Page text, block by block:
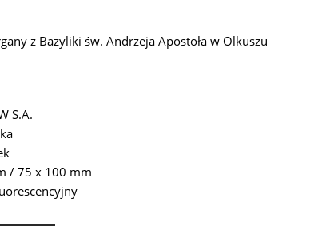
z Bazyliki św. Andrzeja Apostoła w Olkuszu
S.A.
/ 75 x 100 mm